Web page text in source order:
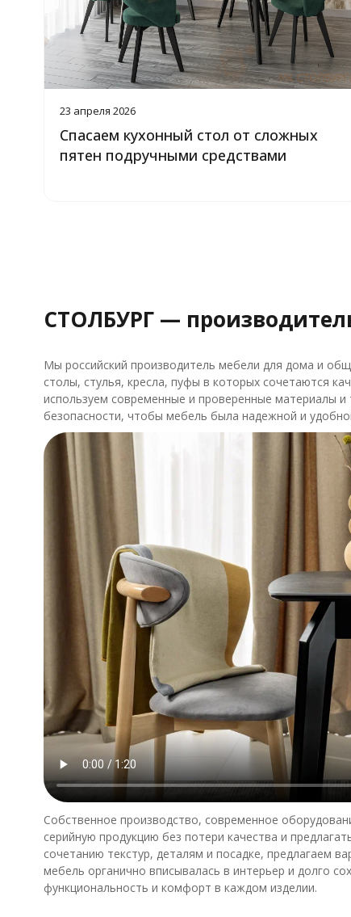
23 апреля 2026
Спасаем кухонный стол от сложных
пятен подручными средствами
СТОЛБУРГ —
Мы российский производитель мебели для дома и
столы, стулья, кресла, пуфы в которых сочетаются
используем современные и проверенные материалы
безопасности, чтобы мебель была надежной и
Собственное производство, современное
серийную продукцию без потери качества и
сочетанию текстур, деталям и посадке, предлагаем
мебель органично вписывалась в интерьер и долго
функциональность и комфорт в каждом изделии.